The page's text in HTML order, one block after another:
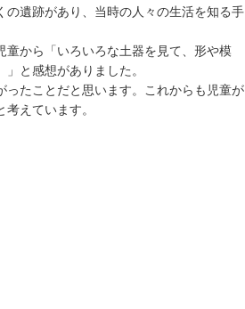
遺跡があり、当時の人々の生活を知る手
から「いろいろな土器を見て、形や模
と感想がありました。
たことだと思います。これからも児童が
えています。